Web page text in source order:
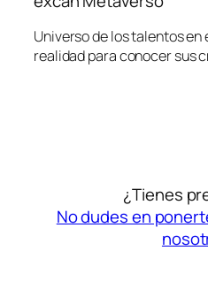
Universo de los talentos
realidad para conocer sus
¿Tienes
No dudes en